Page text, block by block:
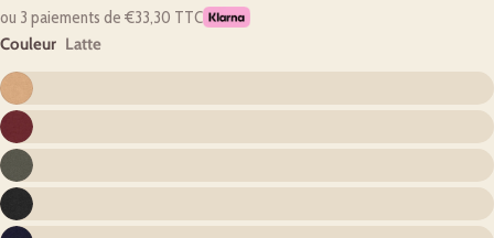
ou 3 paiements de €33,30 TTC
Couleur Latte